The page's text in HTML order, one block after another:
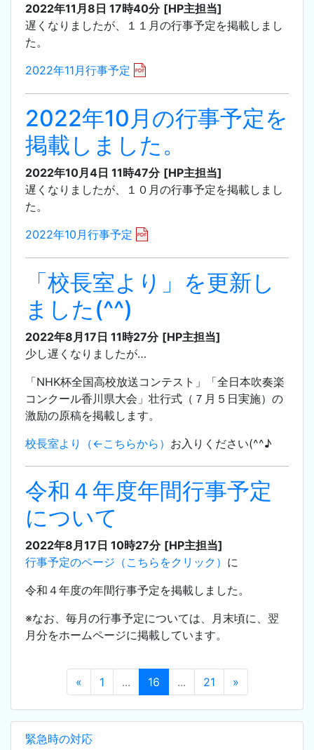
緊急時の対応
2022年11月8日 17時40分 [HP主担当]
遅くなりましたが、１１月の行事予定を掲載しまし
た。
2022年11月行事予定
2022年10月の行事予定を
掲載しました。
2022年10月4日 11時47分 [HP主担当]
遅くなりましたが、１０月の行事予定を掲載しまし
た。
2022年10月行事予定
「校長室より」を更新し
ました(^^)
2022年8月17日 11時27分 [HP主担当]
少し遅くなりましたが…
「NHK杯全国高校放送コンテスト」「全日本吹奏楽
コンクール香川県大会」壮行式（７月５日実施）の
激励の原稿を掲載します。
校長室より（←こちらから） お入りください(^^♪
令和４年度年間行事予定
について
2022年8月17日 10時27分 [HP主担当]
行事予定のページ（こちらをクリック） に
令和４年度の年間行事予定を掲載しました。
※なお、毎月の行事予定については、月末頃に、翌
月分をホームページに掲載しています。
« 1 ... 16 ... 21 »